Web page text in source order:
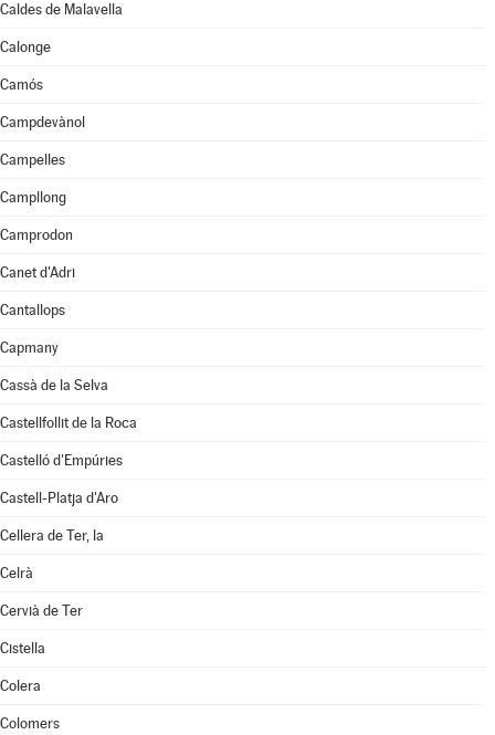
Caldes de Malavella
Calonge
Camós
Campdevànol
Campelles
Campllong
Camprodon
Canet d'Adri
Cantallops
Capmany
Cassà de la Selva
Castellfollit de la Roca
Castelló d'Empúries
Castell-Platja d'Aro
Cellera de Ter, la
Celrà
Cervià de Ter
Cistella
Colera
Colomers